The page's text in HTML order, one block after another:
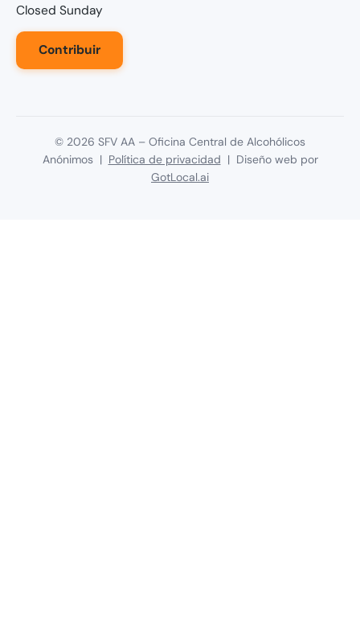
Closed Sunday
Contribuir
© 2026 SFV AA – Oficina Central de Alcohólicos
Anónimos | Política de privacidad | Diseño web por
GotLocal.ai